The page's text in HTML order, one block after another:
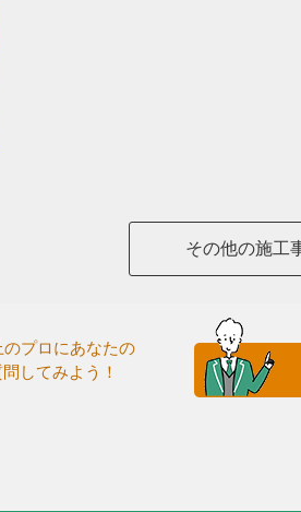
その他の施工
プロにあなたの
してみよう！